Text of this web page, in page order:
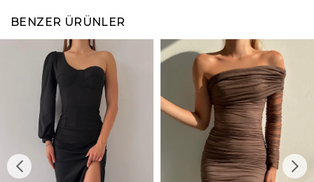
BENZER ÜRÜNLER